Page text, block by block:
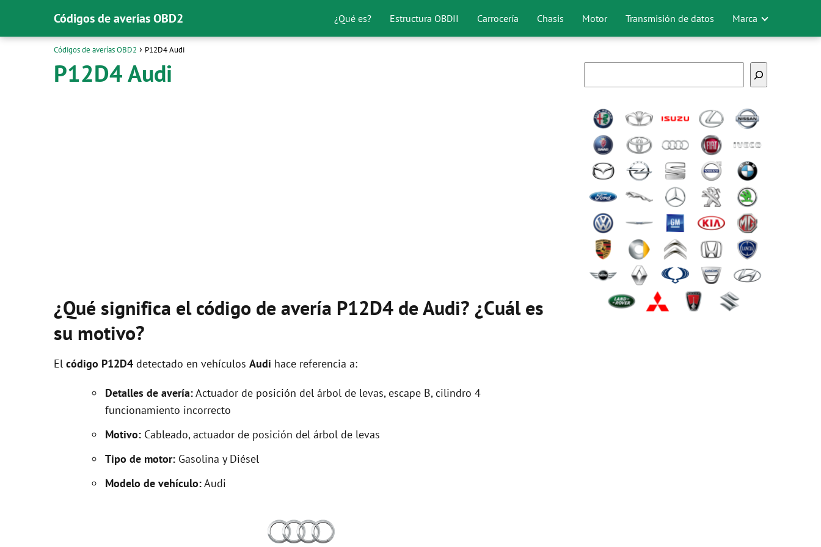
Códigos de averías OBD2 ¿Qué es? Estructura OBDII Carrocería Chasis Motor Transmisión de datos Marca
Códigos de averías OBD2 P12D4 Audi
P12D4 Audi
¿Qué significa el código de avería P12D4 de Audi? ¿Cuál es
su motivo?
El código P12D4 detectado en vehículos Audi hace referencia a:
Detalles de avería:Actuador de posición del árbol de levas, escape B, cilindro 4
funcionamiento incorrecto
Motivo: Cableado, actuador de posición del árbol de levas
Tipo de motor: Gasolina y Diésel
Modelo de vehículo:Audi